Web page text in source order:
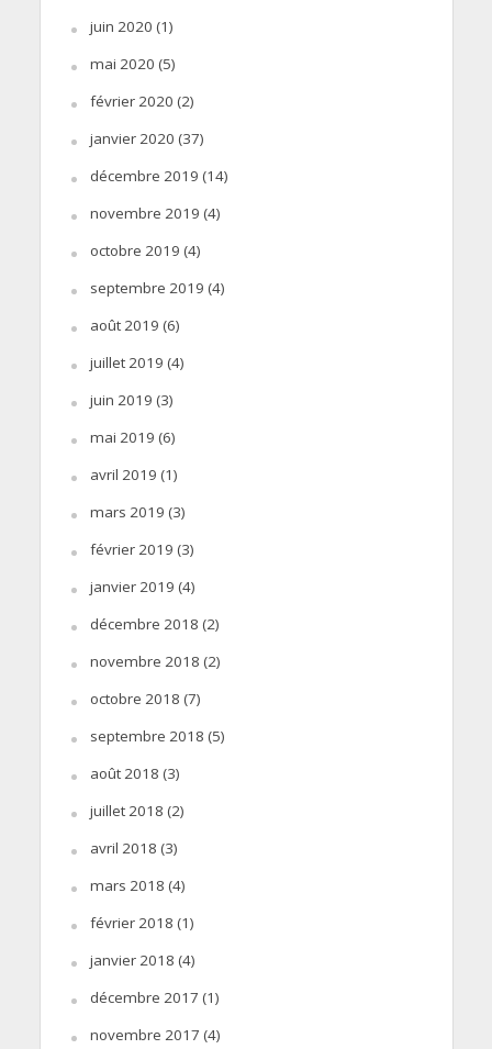
juin 2020 (1)
mai 2020 (5)
février 2020 (2)
janvier 2020 (37)
décembre 2019 (14)
novembre 2019 (4)
octobre 2019 (4)
septembre 2019 (4)
août 2019 (6)
juillet 2019 (4)
juin 2019 (3)
mai 2019 (6)
avril 2019 (1)
mars 2019 (3)
février 2019 (3)
janvier 2019 (4)
décembre 2018 (2)
novembre 2018 (2)
octobre 2018 (7)
septembre 2018 (5)
août 2018 (3)
juillet 2018 (2)
avril 2018 (3)
mars 2018 (4)
février 2018 (1)
janvier 2018 (4)
décembre 2017 (1)
novembre 2017 (4)